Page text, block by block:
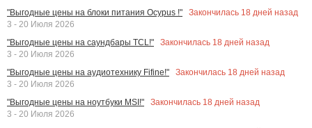
"Выгодные цены на блоки питания Ocypus !"
Закончилась 18 дней назад
3 - 20 Июля 2026
"Выгодные цены на саундбары TCL!"
Закончилась 18 дней назад
3 - 20 Июля 2026
"Выгодные цены на аудиотехнику Fifine!"
Закончилась 18 дней назад
3 - 20 Июля 2026
"Выгодные цены на ноутбуки MSI!"
Закончилась 18 дней назад
3 - 20 Июля 2026